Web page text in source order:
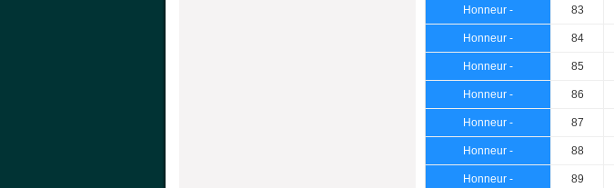
Honneur - 83
Honneur - 84
Honneur - 85
Honneur - 86
Honneur - 87
Honneur - 88
Honneur - 89